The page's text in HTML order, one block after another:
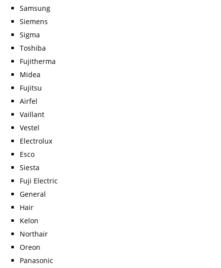
Samsung
Siemens
Sigma
Toshiba
Fujitherma
Midea
Fujitsu
Airfel
Vaillant
Vestel
Electrolux
Esco
Siesta
Fuji Electric
General
Hair
Kelon
Northair
Oreon
Panasonic